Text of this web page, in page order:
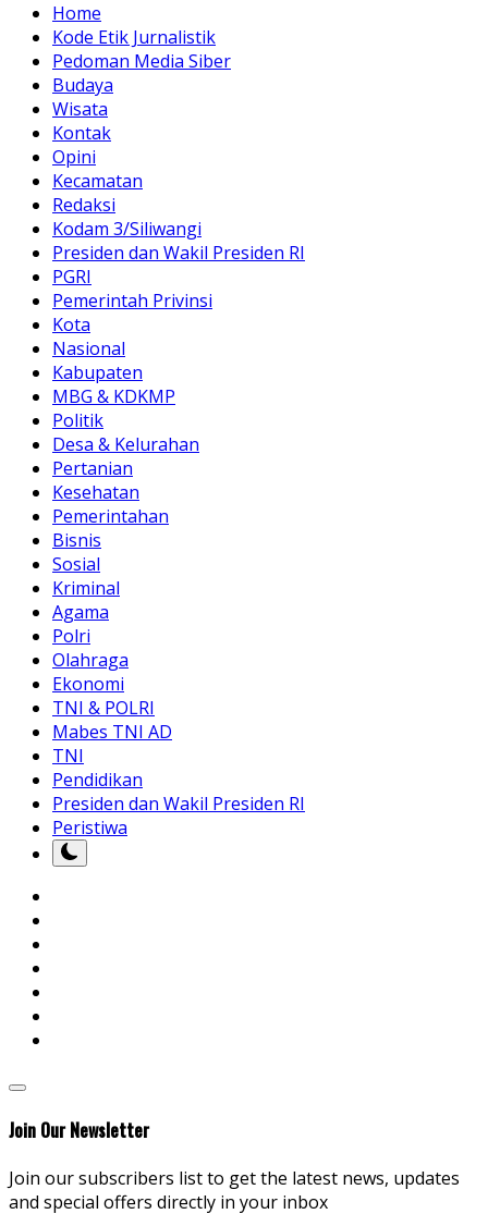
Home
Kode Etik Jurnalistik
Pedoman Media Siber
Budaya
Wisata
Kontak
Opini
Kecamatan
Redaksi
Kodam 3/Siliwangi
Presiden dan Wakil Presiden RI
PGRI
Pemerintah Privinsi
Kota
Nasional
Kabupaten
MBG & KDKMP
Politik
Desa & Kelurahan
Pertanian
Kesehatan
Pemerintahan
Bisnis
Sosial
Kriminal
Agama
Polri
Olahraga
Ekonomi
TNI & POLRI
Mabes TNI AD
TNI
Pendidikan
Presiden dan Wakil Presiden RI
Peristiwa
Join Our Newsletter
Join our subscribers list to get the latest news, updates
and special offers directly in your inbox